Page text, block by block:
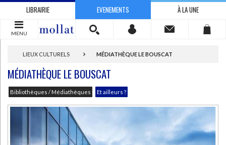
LIBRAIRIE EVENEMENTS À LA UNE
MENU
LIEUX CULTURELS MÉDIATHÈQUE LE BOUSCAT
MÉDIATHÈQUE LE BOUSCAT
Bibliothèques / Médiathèques Et ailleurs ?